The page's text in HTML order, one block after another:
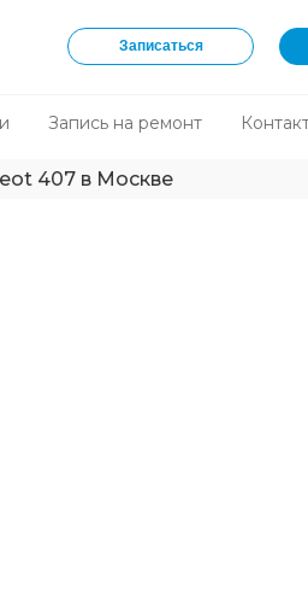
Записаться
Запись на ремонт
407 в Москве